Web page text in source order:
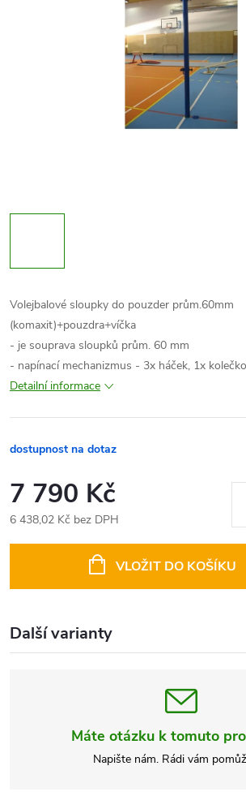
Volejbalové sloupky do pouzder prům.60mm
(komaxit)+pouzdra+víčka
- je souprava sloupků prům. 60 mm
- napínací mechanizmus - 3x háček, 1x
Detailní informace
dostupnost na dotaz
7 790 Kč
6 438,02 Kč bez DPH
VLOŽIT DO KOŠÍKU
Další varianty
Máte otázku k tomuto
Napište nám. Rádi vám